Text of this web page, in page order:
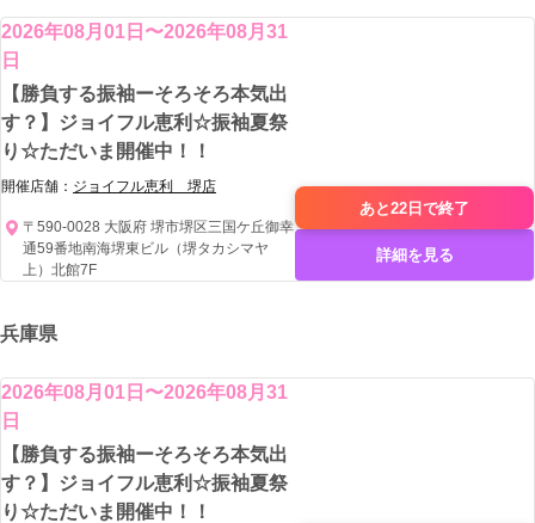
2026年08月01日〜2026年08月31
日
【勝負する振袖ーそろそろ本気出
す？】ジョイフル恵利☆振袖夏祭
り☆ただいま開催中！！
開催店舗： ジョイフル恵利 堺店
〒590-0028 大阪府 堺市堺区三国ケ丘御幸
通59番地南海堺東ビル（堺タカシマヤ
上）北館7F
あと22日で終了
詳細を見る
兵庫県
2026年08月01日〜2026年08月31
日
【勝負する振袖ーそろそろ本気出
す？】ジョイフル恵利☆振袖夏祭
り☆ただいま開催中！！